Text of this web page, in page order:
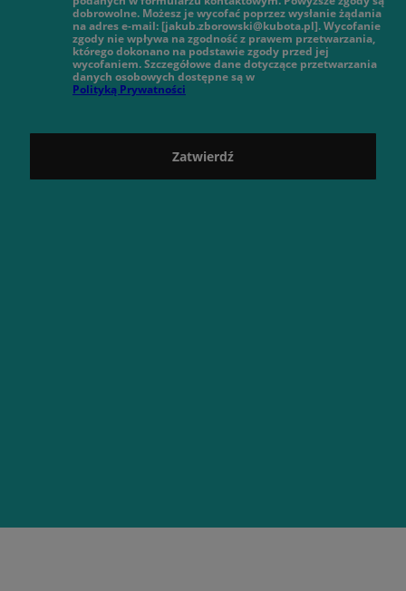
dobrowolne. Możesz je wycofać poprzez wysłanie żądania
na adres e-mail: [jakub.zborowski@kubota.pl]. Wycofanie
zgody nie wpływa na zgodność z prawem przetwarzania,
którego dokonano na podstawie zgody przed jej
wycofaniem. Szczegółowe dane dotyczące przetwarzania
danych osobowych dostępne są w
Polityką Prywatności
Zatwierdź